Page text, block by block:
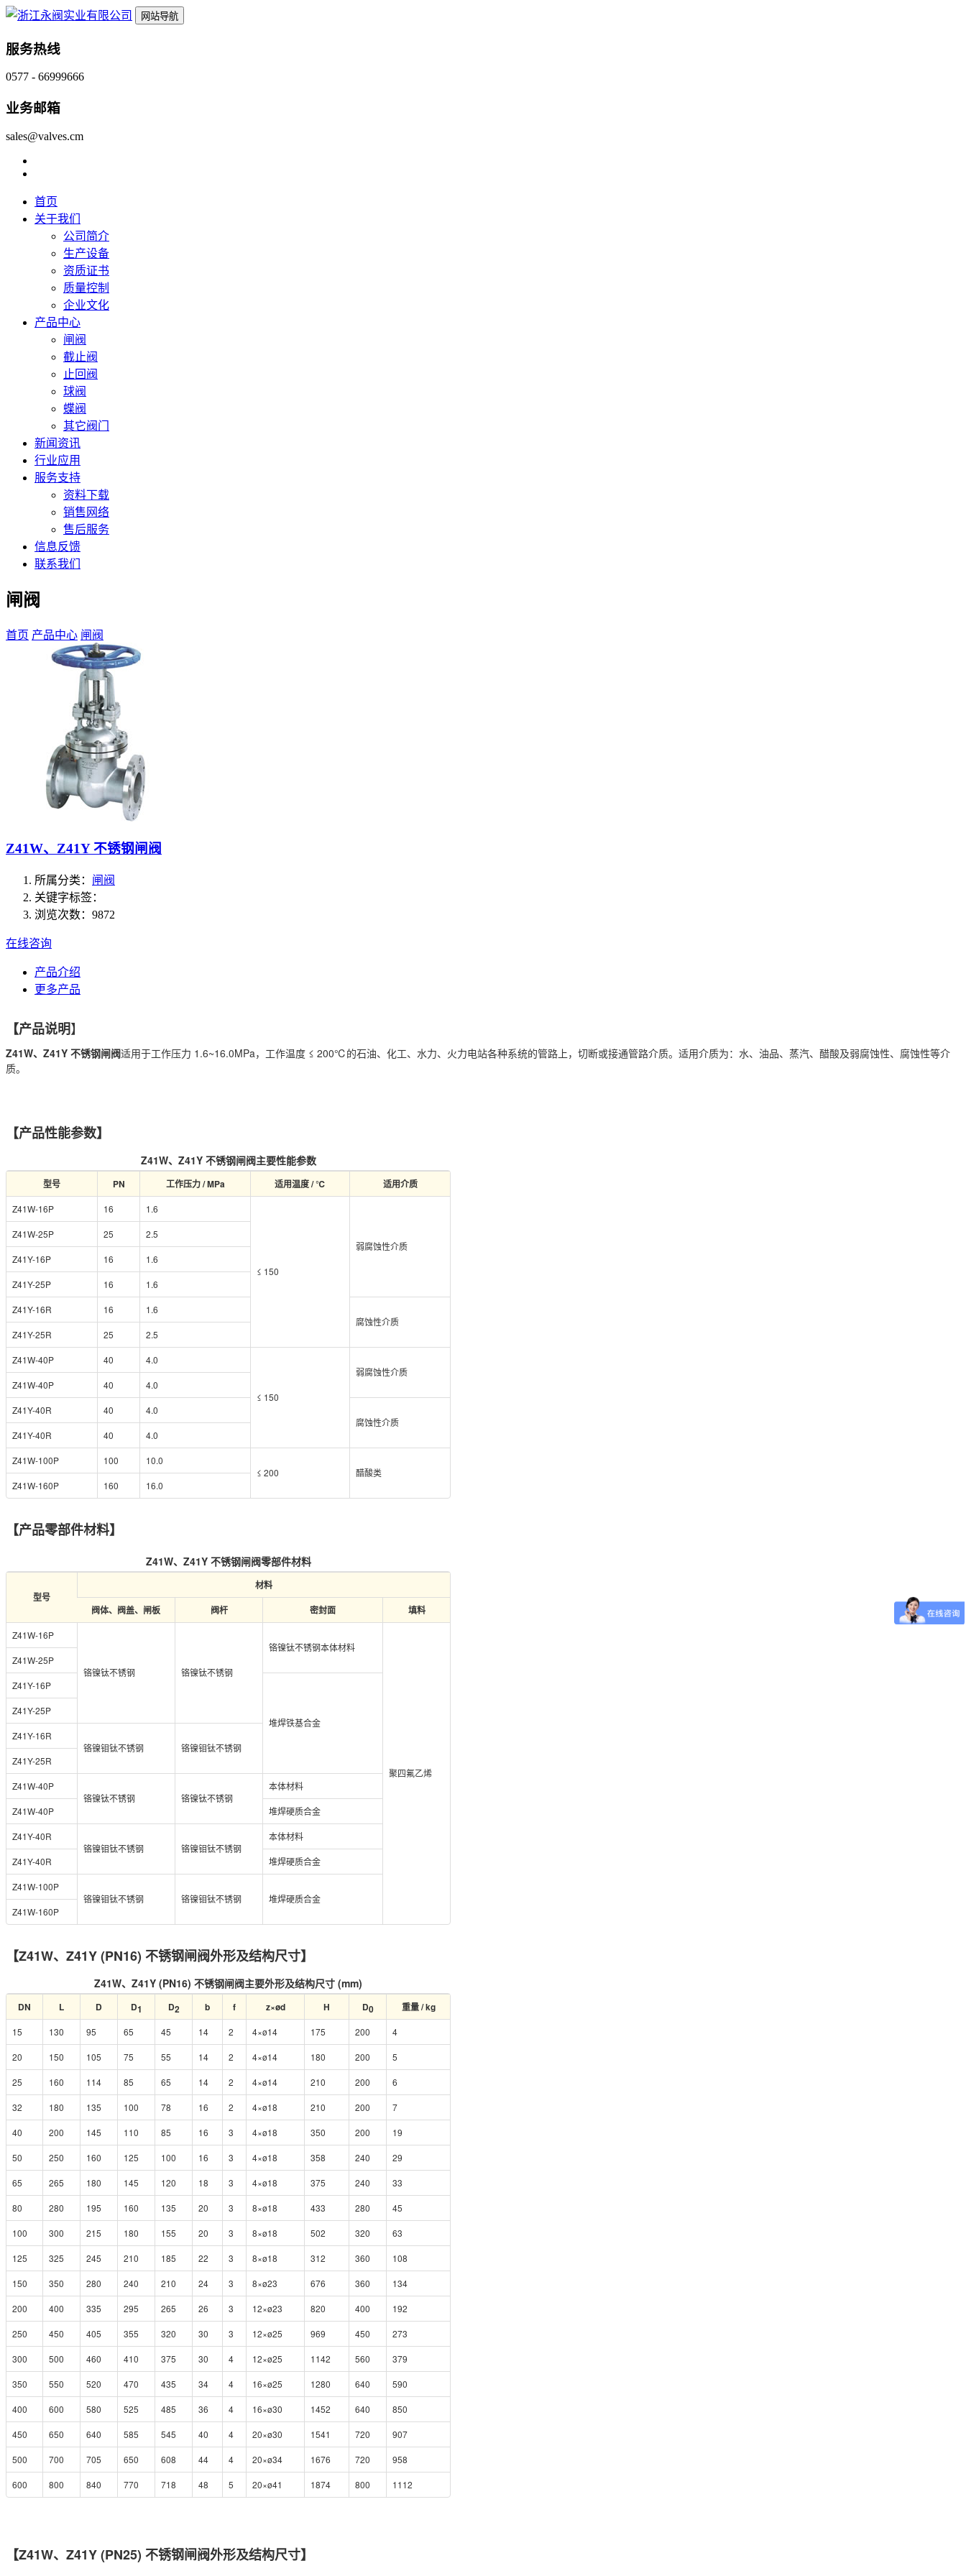
网站导航
服务热线
0577 - 66999666
业务邮箱
sales@valves.cm
首页
关于我们
公司简介
生产设备
资质证书
质量控制
企业文化
产品中心
闸阀
截止阀
止回阀
球阀
蝶阀
其它阀门
新闻资讯
行业应用
服务支持
资料下载
销售网络
售后服务
信息反馈
联系我们
闸阀
首页 产品中心 闸阀
Z41W、Z41Y 不锈钢闸阀
所属分类： 闸阀
关键字标签：
浏览次数：9872
在线咨询
产品介绍
更多产品
【产品说明】
Z41W、Z41Y 不锈钢闸阀适用于工作压力 1.6~16.0MPa，工作温度 ≤ 200℃的石油、化工、水力、火力电站各种系统的管路上，切断或接通管路介质。适用介质为：水、油品、蒸汽、醋酸及弱腐蚀性、腐蚀性等介
质。
【产品性能参数】
Z41W、Z41Y 不锈钢闸阀主要性能参数
型号 PN 工作压力 / MPa 适用温度 / ℃ 适用介质
Z41W-16P 16 1.6
≤ 150
弱腐蚀性介质
Z41W-25P 25 2.5
Z41Y-16P 16 1.6
Z41Y-25P 16 1.6
Z41Y-16R 16
1.6
腐蚀性介质
Z41Y-25R
25 2.5
Z41W-40P 40 4.0
≤ 150
弱腐蚀性介质
Z41W-40P
40 4.0
Z41Y-40R 40
4.0
腐蚀性介质
Z41Y-40R
40 4.0
Z41W-100P 100
10.0
≤ 200
醋酸类
Z41W-160P
160 16.0
【产品零部件材料】
Z41W、Z41Y 不锈钢闸阀零部件材料
型号
材料
阀体、阀盖、闸板
阀杆 密封面 填料
Z41W-16P
铬镍钛不锈钢 铬镍钛不锈钢
铬镍钛不锈钢本体材料
聚四氟乙烯
Z41W-25P
Z41Y-16P
堆焊铁基合金
Z41Y-25P
Z41Y-16R
铬镍钼钛不锈钢
铬镍钼钛不锈钢
Z41Y-25R
Z41W-40P
铬镍钛不锈钢
铬镍钛不锈钢
本体材料
Z41W-40P 堆焊硬质合金
Z41Y-40R
铬镍钼钛不锈钢
铬镍钼钛不锈钢
本体材料
Z41Y-40R 堆焊硬质合金
Z41W-100P
铬镍钼钛不锈钢
铬镍钼钛不锈钢
堆焊硬质合金
Z41W-160P
【Z41W、Z41Y (PN16) 不锈钢闸阀外形及结构尺寸】
Z41W、Z41Y (PN16) 不锈钢闸阀主要外形及结构尺寸 (mm)
DN L D D1 D2 b f z×ød H D0 重量 / kg
15 130 95 65 45 14 2 4×ø14 175 200 4
20 150 105 75 55 14 2 4×ø14 180 200 5
25 160 114 85 65 14 2 4×ø14 210 200 6
32 180 135 100 78 16 2 4×ø18 210 200 7
40 200 145 110 85 16 3 4×ø18 350 200 19
50 250 160 125 100 16 3 4×ø18 358 240 29
65 265 180 145 120 18 3 4×ø18 375 240 33
80 280 195 160 135 20 3 8×ø18 433 280 45
100 300 215 180 155 20 3 8×ø18 502 320 63
125 325 245 210 185 22 3 8×ø18 312 360 108
150 350 280 240 210 24 3 8×ø23 676 360 134
200 400 335 295 265 26 3 12×ø23 820 400 192
250 450 405 355 320 30 3 12×ø25 969 450 273
300 500 460 410 375 30 4 12×ø25 1142 560 379
350 550 520 470 435 34 4 16×ø25 1280 640 590
400 600 580 525 485 36 4 16×ø30 1452 640 850
450 650 640 585 545 40 4 20×ø30 1541 720 907
500 700 705 650 608 44 4 20×ø34 1676 720 958
600 800 840 770 718 48 5 20×ø41 1874 800 1112
【Z41W、Z41Y (PN25) 不锈钢闸阀外形及结构尺寸】